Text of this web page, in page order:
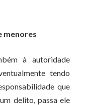
menores
à autoridade
tendo
que
delito, passa ele